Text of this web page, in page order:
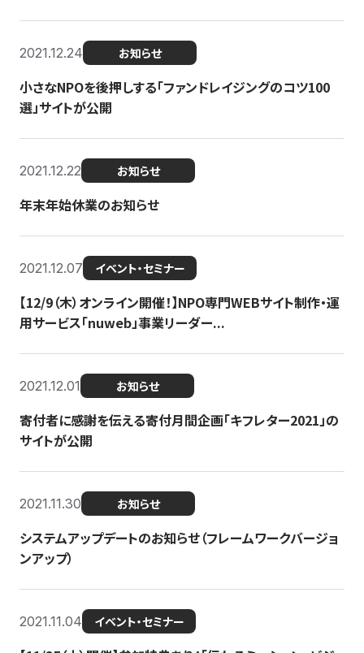
2021.12.24 お知らせ
小さなNPOを後押しする「ファンドレイジングのコツ100
選」サイトが公開
2021.12.22 お知らせ
年末年始休業のお知らせ
2021.12.07 イベント・セミナー
【12/9（木）オンライン開催！】NPO専門WEBサイト制作・運
用サービス「nuweb」事業リーダー...
2021.12.01 お知らせ
寄付者に感謝を伝える寄付月間企画「キフレター2021」の
サイトが公開
2021.11.30 お知らせ
システムアップデートのお知らせ（フレームワークバージョ
ンアップ）
2021.11.04 イベント・セミナー